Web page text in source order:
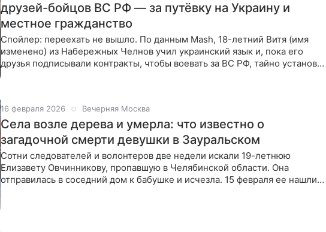
друзей-бойцов ВС РФ — за путёвку на Украину и
местное гражданство
Спойлер: переехать не вышло. По данным Mash, 18-летний Витя (имя
изменено) из Набережных Челнов учил украинский язык и, пока его
друзья подписывали контракты, чтобы воевать за ВС РФ, тайно установил
16 февраля 2026 Вечерняя Москва
Села возле дерева и умерла: что известно о
загадочной смерти девушки в Зауральском
Сотни следователей и волонтеров две недели искали 19-летнюю
Елизавету Овчинникову, пропавшую в Челябинской области. Она
отправилась в соседний дом к бабушке и исчезла. 15 февраля ее нашли